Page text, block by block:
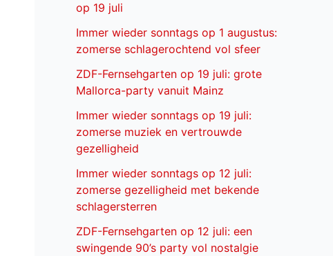
op 19 juli
Immer wieder sonntags op 1 augustus:
zomerse schlagerochtend vol sfeer
ZDF-Fernsehgarten op 19 juli: grote
Mallorca-party vanuit Mainz
Immer wieder sonntags op 19 juli:
zomerse muziek en vertrouwde
gezelligheid
Immer wieder sonntags op 12 juli:
zomerse gezelligheid met bekende
schlagersterren
ZDF-Fernsehgarten op 12 juli: een
swingende 90’s party vol nostalgie